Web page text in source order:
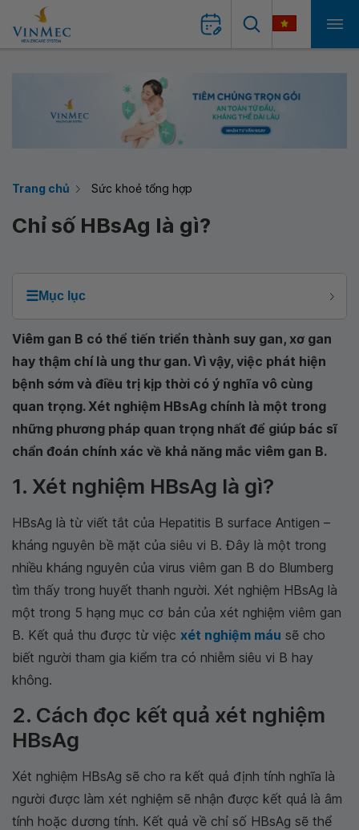
Trang chủ Sức khoẻ tổng hợp
Chỉ số HBsAg là gì?
☰Mục lục
Viêm gan B có thể tiến triển thành suy gan, xơ gan
hay thậm chí là ung thư gan. Vì vậy, việc phát hiện
bệnh sớm và điều trị kịp thời có ý nghĩa vô cùng
quan trọng. Xét nghiệm HBsAg chính là một trong
những phương pháp quan trọng nhất để giúp bác sĩ
chẩn đoán chính xác về khả năng mắc viêm gan B.
1. Xét nghiệm HBsAg là gì?
HBsAg là từ viết tắt của Hepatitis B surface Antigen –
kháng nguyên bề mặt của siêu vi B. Đây là một trong
nhiều kháng nguyên của virus viêm gan B do Blumberg
tìm thấy trong huyết thanh người. Xét nghiệm HBsAg là
một trong 5 hạng mục cơ bản của xét nghiệm viêm gan
B. Kết quả thu được từ việc xét nghiệm máu sẽ cho
biết người tham gia kiểm tra có nhiễm siêu vi B hay
không.
2. Cách đọc kết quả xét nghiệm
HBsAg
Xét nghiệm HBsAg sẽ cho ra kết quả định tính nghĩa là
người được làm xét nghiệm sẽ nhận được kết quả là âm
tính hoặc dương tính. Kết quả về chỉ số HBsAg sẽ thể